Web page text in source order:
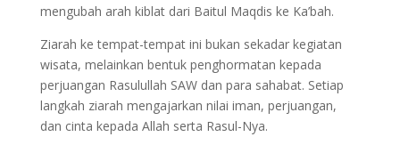
mengubah arah kiblat dari Baitul Maqdis ke Ka’bah.
Ziarah ke tempat-tempat ini bukan sekadar kegiatan
wisata, melainkan bentuk penghormatan kepada
perjuangan Rasulullah SAW dan para sahabat. Setiap
langkah ziarah mengajarkan nilai iman, perjuangan,
dan cinta kepada Allah serta Rasul-Nya.